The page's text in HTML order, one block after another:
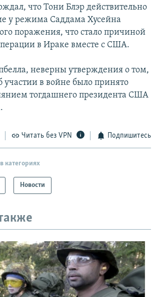
РС
что Тони Блэр действительно
у режима Саддама Хусейна
поражения, что стало причиной
в Ираке вместе с США.
неверны утверждения о том,
участии в войне было принято
тогдашнего президента США
Читать без VPN Подпишитесь
категориях
Новости